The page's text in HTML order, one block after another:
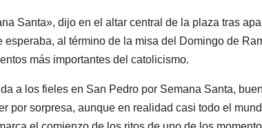
Santa», dijo en el altar central de la plaza tras
al término de la misa del Domingo de
más importantes del catolicismo.
a los fieles en San Pedro por Semana Santa,
por sorpresa, aunque en realidad casi todo el